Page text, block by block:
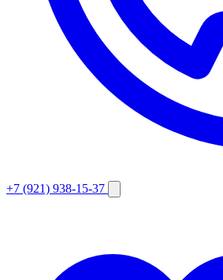
+7 (921) 938-15-37